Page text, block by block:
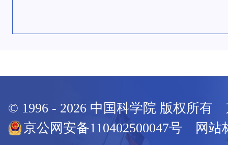
© 1996 - 2026 中国科学院 版权所有
京公网安备110402500047号 网站